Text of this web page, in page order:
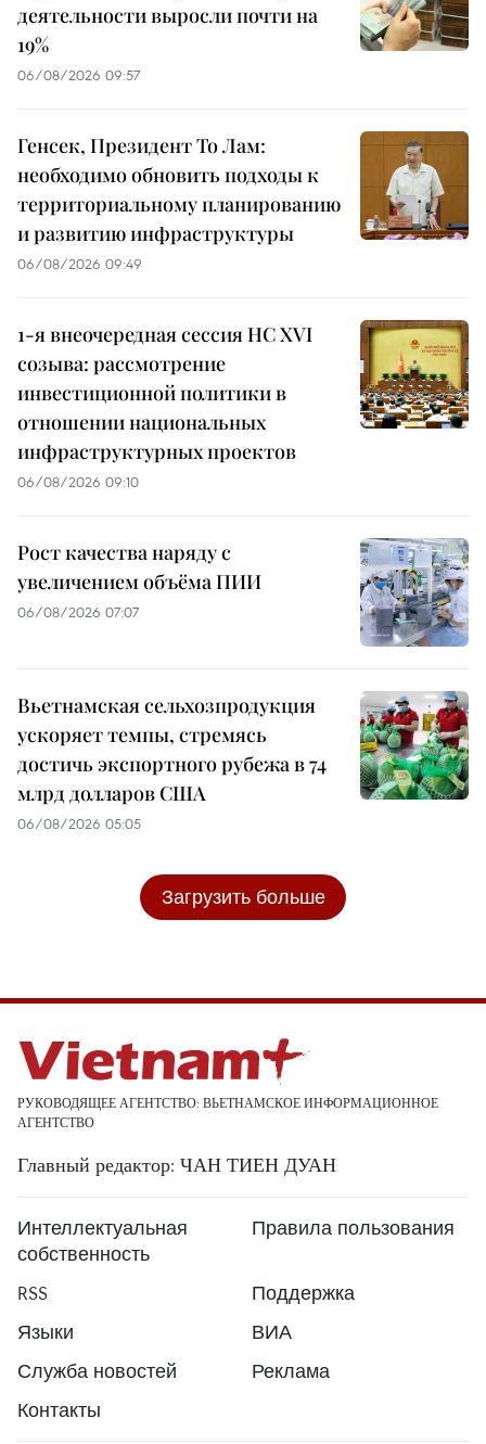
деятельности выросли почти на
19%
06/08/2026 09:57
Генсек, Президент То Лам:
необходимо обновить подходы к
территориальному планированию
и развитию инфраструктуры
06/08/2026 09:49
1-я внеочередная сессия НС XVI
созыва: рассмотрение
инвестиционной политики в
отношении национальных
инфраструктурных проектов
06/08/2026 09:10
Рост качества наряду с
увеличением объёма ПИИ
06/08/2026 07:07
Вьетнамская сельхозпродукция
ускоряет темпы, стремясь
достичь экспортного рубежа в 74
млрд долларов США
06/08/2026 05:05
Загрузить больше
РУКОВОДЯЩЕЕ АГЕНТСТВО: ВЬЕТНАМСКОЕ ИНФОРМАЦИОННОЕ
АГЕНТСТВО
Главный редактор: ЧАН ТИЕН ДУАН
Интеллектуальная
собственность
Правила пользования
RSS
Поддержка
Языки
ВИА
Служба новостей
Реклама
Контакты